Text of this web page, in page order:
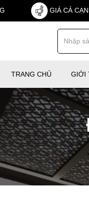
GIÁ CẢ
TRANG CHỦ GIỚI